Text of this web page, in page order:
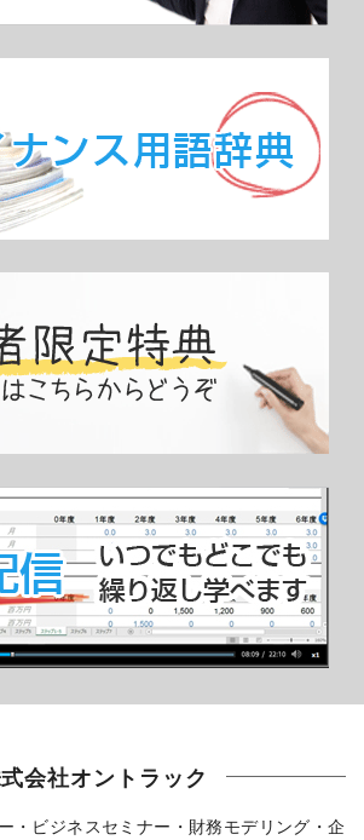
会社オントラック
・ビジネスセミナー・財務モデリング・企